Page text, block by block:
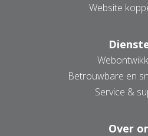
Website
Betrouwbare en
Service &
Over